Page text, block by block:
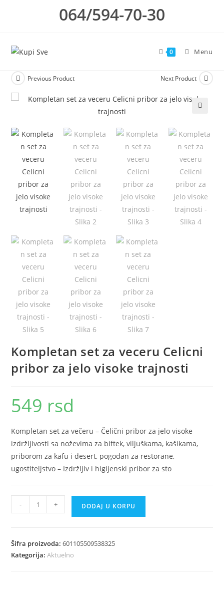
064/594-70-30
0 Menu
Previous Product Next Product
Kompletan set za veceru Celicni
pribor za jelo visoke trajnosti
549 rsd
Kompletan set za večeru – Čelični pribor za jelo visoke
izdržljivosti sa noževima za biftek, viljuškama, kašikama,
priborom za kafu i desert, pogodan za restorane,
ugostiteljstvo – Izdržljiv i higijenski pribor za sto
Kompletan
set
veceru
Celicni
- + DODAJ U KORPU
Šifra proizvoda:601105509538325
Kategorija:Aktuelno